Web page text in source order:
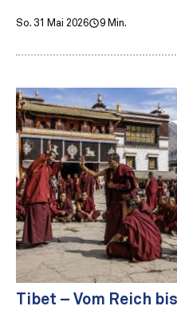
So. 31 Mai 2026 9 Min.
Tibet – Vom Reich